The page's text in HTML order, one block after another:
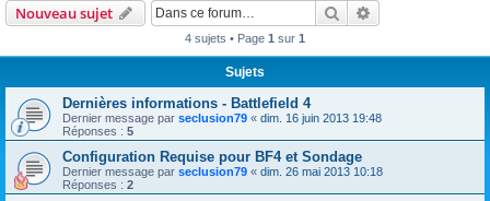
Nouveau sujet Rechercher
4 sujets • Page 1 sur 1
Sujets
Dernières informations - Battlefield 4
Dernier message par seclusion79 « dim. 16 juin 2013 19:48
Réponses : 5
Configuration Requise pour BF4 et Sondage
Dernier message par seclusion79 « dim. 26 mai 2013 10:18
Réponses : 2